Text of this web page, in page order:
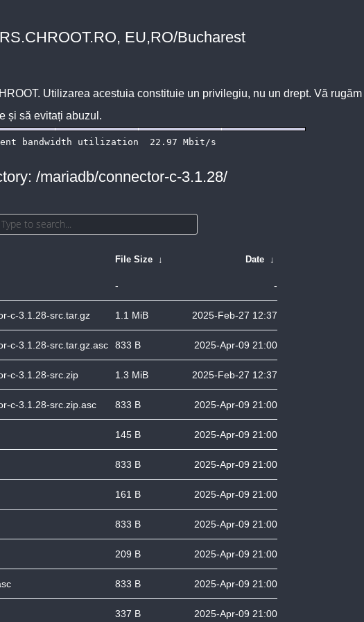
EU,RO/Bucharest
. Utilizarea acestuia constituie un privilegiu, nu un drept. Vă rugăm
și să evitați abuzul.
/mariadb/connector-c-3.1.28/
File Size ↓ Date ↓
- -
c-3.1.28-src.tar.gz 1.1 MiB 2025-Feb-27 12:37
c-3.1.28-src.tar.gz.asc 833 B 2025-Apr-09 21:00
c-3.1.28-src.zip 1.3 MiB 2025-Feb-27 12:37
c-3.1.28-src.zip.asc 833 B 2025-Apr-09 21:00
145 B 2025-Apr-09 21:00
833 B 2025-Apr-09 21:00
161 B 2025-Apr-09 21:00
833 B 2025-Apr-09 21:00
209 B 2025-Apr-09 21:00
833 B 2025-Apr-09 21:00
337 B 2025-Apr-09 21:00